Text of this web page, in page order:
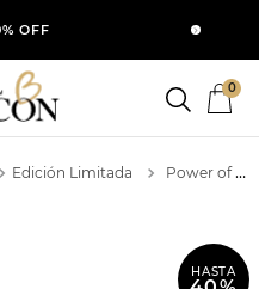
OFF
0
Edición Limitada Power of Seduction Tamaño Especial EDT
HASTA